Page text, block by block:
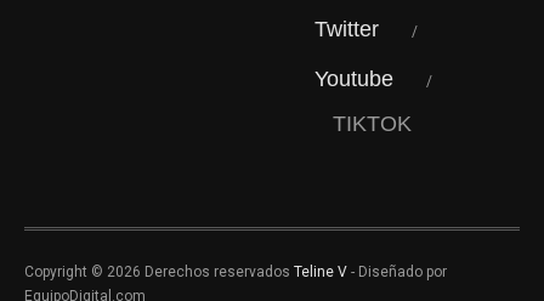
Twitter
Youtube
TIKTOK
Copyright © 2026 Derechos reservados Teline V - Diseñado por
EquipoDigital.com